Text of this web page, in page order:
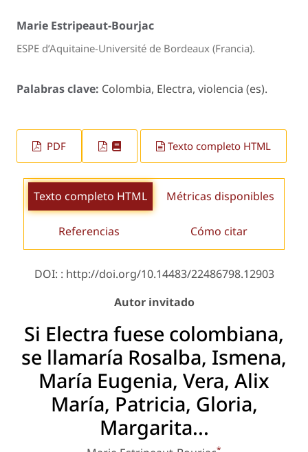
Marie Estripeaut-Bourjac
ESPE d’Aquitaine-Université de Bordeaux (Francia).
Palabras clave: Colombia, Electra, violencia (es).
PDF Texto completo HTML
Texto completo HTML Métricas disponibles
Referencias Cómo citar
DOI: : http://doi.org/10.14483/22486798.12903
Autor invitado
Si Electra fuese colombiana,
se llamaría Rosalba, Ismena,
María Eugenia, Vera, Alix
María, Patricia, Gloria,
Margarita...